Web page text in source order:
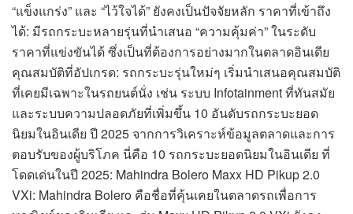
“แข็งแกร่ง” และ “ไว้ใจได้” ยังคงเป็นปัจจัยหลัก ราคาที่เข้าถึง
ได้: มีรถกระบะหลายรุ่นที่นำเสนอ “ความคุ้มค่า” ในระดับ
ราคาที่แข่งขันได้ ซึ่งเป็นที่ต้องการอย่างมากในตลาดอินเดีย
คุณสมบัติที่อัปเกรด: รถกระบะรุ่นใหม่ๆ เริ่มนำเสนอคุณสมบัติ
ที่เคยมีเฉพาะในรถยนต์นั่ง เช่น ระบบ Infotainment ที่ทันสมัย
และระบบความปลอดภัยที่เพิ่มขึ้น 10 อันดับรถกระบะยอด
นิยมในอินเดีย ปี 2025 จากการวิเคราะห์ข้อมูลตลาดและการ
ตอบรับของผู้บริโภค นี่คือ 10 รถกระบะยอดนิยมในอินเดีย ที่
โดดเด่นในปี 2025: Mahindra Bolero Maxx HD Pikup 2.0
VXi: Mahindra Bolero คือชื่อที่คุ้นเคยในตลาดรถเพื่อการ